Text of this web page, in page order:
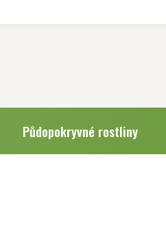
Půdopokryvné rostliny